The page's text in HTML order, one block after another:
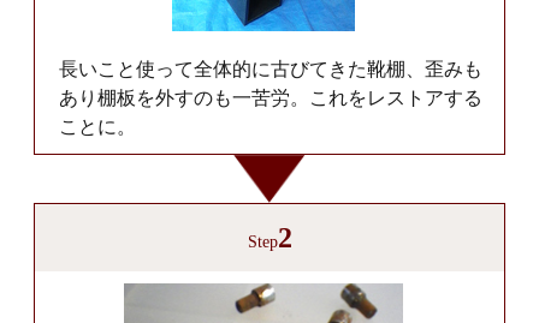
長いこと使って全体的に古びてきた靴棚、歪みも
あり棚板を外すのも一苦労。これをレストアする
ことに。
Step2